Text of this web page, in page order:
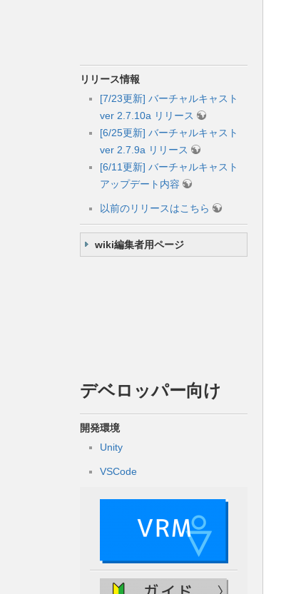
リリース情報
[7/23更新] バーチャルキャスト
ver 2.7.10a リリース
[6/25更新] バーチャルキャスト
ver 2.7.9a リリース
[6/11更新] バーチャルキャスト
アップデート内容
以前のリリースはこちら
wiki編集者用ページ
デベロッパー向け
開発環境
Unity
VSCode